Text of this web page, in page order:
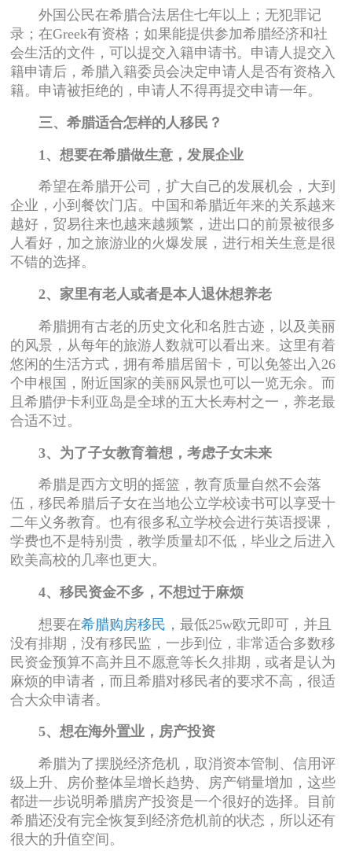
外国公民在希腊合法居住七年以上；无犯罪记
录；在Greek有资格；如果能提供参加希腊经济和社
会生活的文件，可以提交入籍申请书。申请人提交入
籍申请后，希腊入籍委员会决定申请人是否有资格入
籍。申请被拒绝的，申请人不得再提交申请一年。
三、希腊适合怎样的人移民？
1、想要在希腊做生意，发展企业
希望在希腊开公司，扩大自己的发展机会，大到
企业，小到餐饮门店。中国和希腊近年来的关系越来
越好，贸易往来也越来越频繁，进出口的前景被很多
人看好，加之旅游业的火爆发展，进行相关生意是很
不错的选择。
2、家里有老人或者是本人退休想养老
希腊拥有古老的历史文化和名胜古迹，以及美丽
的风景，从每年的旅游人数就可以看出来。这里有着
悠闲的生活方式，拥有希腊居留卡，可以免签出入26
个申根国，附近国家的美丽风景也可以一览无余。而
且希腊伊卡利亚岛是全球的五大长寿村之一，养老最
合适不过。
3、为了子女教育着想，考虑子女未来
希腊是西方文明的摇篮，教育质量自然不会落
伍，移民希腊后子女在当地公立学校读书可以享受十
二年义务教育。也有很多私立学校会进行英语授课，
学费也不是特别贵，教学质量却不低，毕业之后进入
欧美高校的几率也更大。
4、移民资金不多，不想过于麻烦
想要在希腊购房移民 ，最低25w欧元即可，并且
没有排期，没有移民监，一步到位，非常适合多数移
民资金预算不高并且不愿意等长久排期，或者是认为
麻烦的申请者，而且希腊对移民者的要求不高，很适
合大众申请者。
5、想在海外置业，房产投资
希腊为了摆脱经济危机，取消资本管制、信用评
级上升、房价整体呈增长趋势、房产销量增加，这些
都进一步说明希腊房产投资是一个很好的选择。目前
希腊还没有完全恢复到经济危机前的状态，所以还有
很大的升值空间。